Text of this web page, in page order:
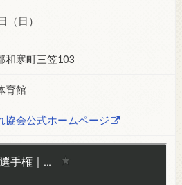
（日）
和寒町三笠103
育館
協会公式ホームページ